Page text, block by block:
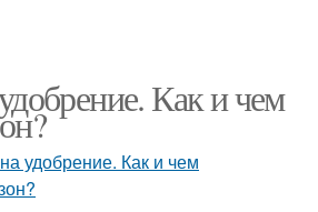
Как и чем